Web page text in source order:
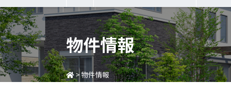
物件情報
>物件情報